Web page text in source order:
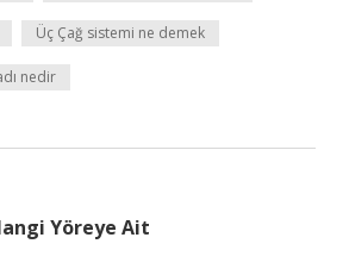
Üç Çağ sistemi ne demek
nedir
Yöreye Ait